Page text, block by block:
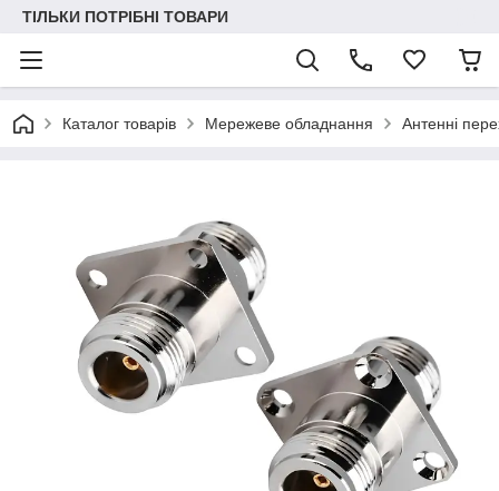
ТІЛЬКИ ПОТРІБНІ ТОВАРИ
Каталог товарів Мережеве обладнання Антенні